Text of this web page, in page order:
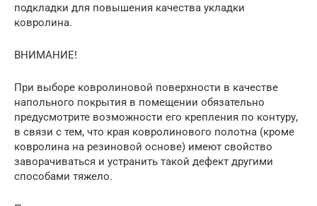
подкладки для повышения качества укладки
ковролина.
ВНИМАНИЕ!
При выборе ковролиновой поверхности в качестве
напольного покрытия в помещении обязательно
предусмотрите возможности его крепления по контуру,
в связи с тем, что края ковролинового полотна (кроме
ковролина на резиновой основе) имеют свойство
заворачиваться и устранить такой дефект другими
способами тяжело.